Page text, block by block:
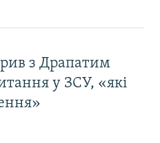
з Драпатим
у ЗСУ, «які